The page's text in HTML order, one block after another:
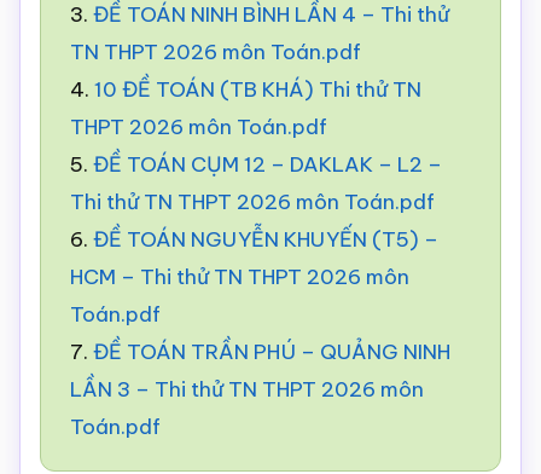
3. ĐỀ TOÁN NINH BÌNH LẦN 4 – Thi thử
TN THPT 2026 môn Toán.pdf
4. 10 ĐỀ TOÁN (TB KHÁ) Thi thử TN
THPT 2026 môn Toán.pdf
5. ĐỀ TOÁN CỤM 12 – DAKLAK – L2 –
Thi thử TN THPT 2026 môn Toán.pdf
6. ĐỀ TOÁN NGUYỄN KHUYẾN (T5) –
HCM – Thi thử TN THPT 2026 môn
Toán.pdf
7. ĐỀ TOÁN TRẦN PHÚ – QUẢNG NINH
LẦN 3 – Thi thử TN THPT 2026 môn
Toán.pdf